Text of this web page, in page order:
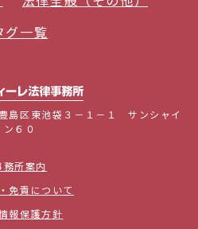
グ一覧
島区東池袋３－１－１ サンシャイ
ン６０
務所案内
免責について
報保護方針